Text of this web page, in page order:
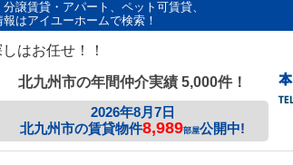
譲賃貸・アパート、ペット可賃貸、
はアイユーホームで検索！
はお任せ！！
北九州市の年間仲介実績 5,000件！
2026年8月7日
北九州市の賃貸物件8,989部屋公開中!